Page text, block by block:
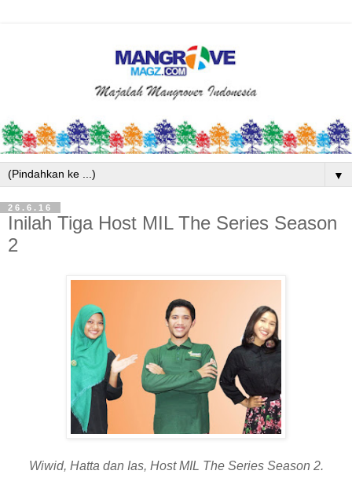
▼
26.6.16
Inilah Tiga Host MIL The Series Season
2
Wiwid, Hatta dan Ias, Host MIL The Series Season 2.